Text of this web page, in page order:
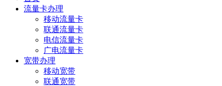
流量卡办理
移动流量卡
联通流量卡
电信流量卡
广电流量卡
宽带办理
移动宽带
联通宽带